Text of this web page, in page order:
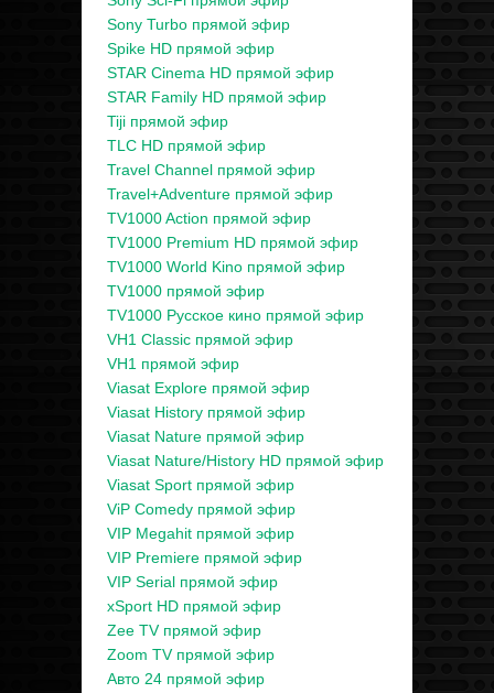
Sony Turbo прямой эфир
Spike HD прямой эфир
STAR Cinema HD прямой эфир
STAR Family HD прямой эфир
Tiji прямой эфир
TLC HD прямой эфир
Travel Channel прямой эфир
Travel+Adventure прямой эфир
TV1000 Action прямой эфир
TV1000 Premium HD прямой эфир
TV1000 World Kino прямой эфир
TV1000 прямой эфир
TV1000 Русское кино прямой эфир
VH1 Classic прямой эфир
VH1 прямой эфир
Viasat Explore прямой эфир
Viasat History прямой эфир
Viasat Nature прямой эфир
Viasat Nature/History HD прямой эфир
Viasat Sport прямой эфир
ViP Comedy прямой эфир
VIP Megahit прямой эфир
VIP Premiere прямой эфир
VIP Serial прямой эфир
xSport HD прямой эфир
Zee TV прямой эфир
Zoom TV прямой эфир
Авто 24 прямой эфир